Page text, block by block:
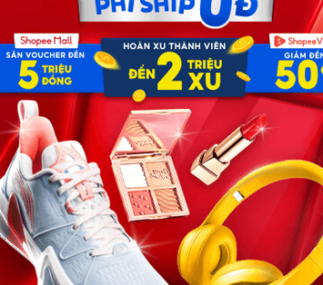
anh phải dừng xe đột ngột. Một người phụ nữ
nhưng ánh mắt ấy… anh nhận ra ngay.
guộc, nhợt nhạt, khác hẳn với hình ảnh dịu dàng
học giỏi, đằm thắm, và họ từng có một tình yêu
thành phố lập nghiệp. Rồi những năm tháng trôi
đăm đăm nhìn vào Lan, trong lòng đầy xót xa và
quát lớn vang lên từ phía sau: